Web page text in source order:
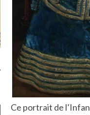
Ce portrait de